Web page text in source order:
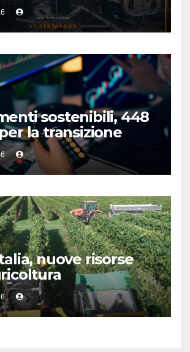
sostenibili, 448
la transizione
nuove risorse